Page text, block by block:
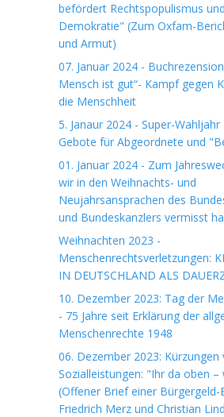
befördert Rechtspopulismus
Demokratie" (Zum Oxfam-
und Armut)
07. Januar 2024 -
Mensch ist gut“- Kampf gegen
die Menschheit
5. Janaur 2024 - Super-
Gebote für Abgeordnete und
01. Januar 2024 - Zum
wir in den Weihnachts- und
Neujahrsansprachen des
und Bundeskanzlers vermisst
Weihnachten 2023 -
Menschenrechtsverletzungen:
IN DEUTSCHLAND ALS
10. Dezember 2023: Tag der
- 75 Jahre seit Erklärung der
Menschenrechte 1948
06. Dezember 2023: Kürzungen
Sozialleistungen: "Ihr da oben –
(Offener Brief einer Bürgergeld-
Friedrich Merz und Christian